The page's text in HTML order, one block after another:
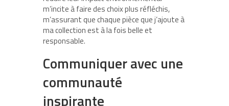
m’incite à faire des choix plus réfléchis,
m’assurant que chaque pièce que j’ajoute à
ma collection est à la fois belle et
responsable.
Communiquer avec une
communauté
inspirante